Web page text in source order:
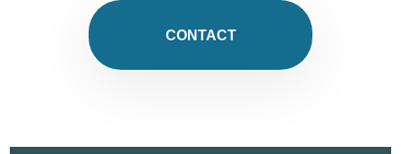
CONTACT